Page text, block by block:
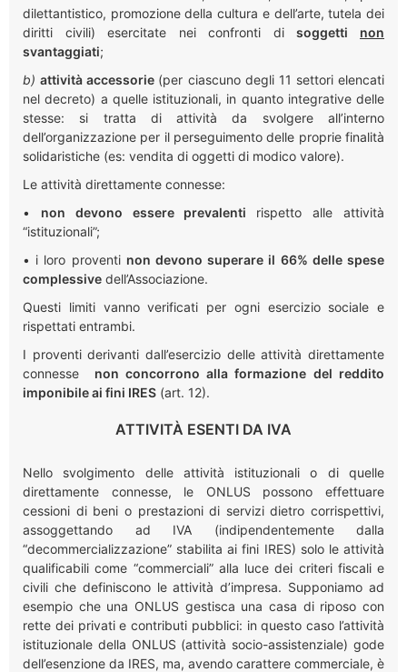
dilettantistico, promozione della cultura e dell’arte, tutela dei
diritti civili) esercitate nei confronti disoggetti non
svantaggiati;
b)attività accessorie (per ciascuno degli 11 settori elencati
nel decreto) a quelle istituzionali, in quanto integrative delle
stesse: si tratta di attività da svolgere all’interno
dell’organizzazione per il perseguimento delle proprie finalità
solidaristiche (es: vendita di oggetti di modico valore).
Le attività direttamente connesse:
• non devono essere prevalenti rispetto alle attività
“istituzionali”;
• i loro proventi non devono superare il 66% delle spese
complessive dell’Associazione.
Questi limiti vanno verificati per ogni esercizio sociale e
rispettati entrambi.
I proventi derivanti dall’esercizio delleattività direttamente
connesse
non concorrono alla formazione del reddito
imponibile ai fini IRES (art. 12).
ATTIVITÀ ESENTI DA IVA
Nello svolgimento delle attività istituzionali o di quelle
direttamente connesse, le ONLUS possono effettuare
cessioni di beni o prestazioni di servizi dietro corrispettivi,
assoggettando ad IVA (indipendentemente dalla
“decommercializzazione” stabilita ai fini IRES) solo le attività
qualificabili come “commerciali” alla luce dei criteri fiscali e
civili che definiscono le attività d’impresa. Supponiamo ad
esempio che una ONLUS gestisca una casa di riposo con
rette dei privati e contributi pubblici: in questo caso l’attività
istituzionale della ONLUS (attività socio-assistenziale) gode
dell’esenzione da IRES, ma, avendo carattere commerciale, è